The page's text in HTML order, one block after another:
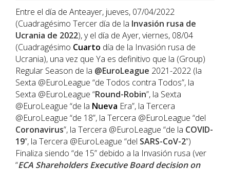
Entre el día de Anteayer, jueves, 07/04/2022
(Cuadragésimo Tercer día de la Invasión rusa de
Ucrania de 2022), y el día de Ayer, viernes, 08/04
(Cuadragésimo Cuarto día de la Invasión rusa de
Ucrania), una vez que Ya es definitivo que la (Group)
Regular Season de la @EuroLeague 2021-2022 (la
Sexta @EuroLeague “de Todos contra Todos”, la
Sexta @EuroLeague “Round-Robin”, la Sexta
@EuroLeague “de la Nueva Era”, la Tercera
@EuroLeague “de 18”, la Tercera @EuroLeague “del
Coronavirus”, la Tercera @EuroLeague “de la COVID-
19”, la Tercera @EuroLeague “del SARS-CoV-2”)
Finaliza siendo “de 15” debido a la Invasión rusa (ver
“ECA Shareholders Executive Board decision on